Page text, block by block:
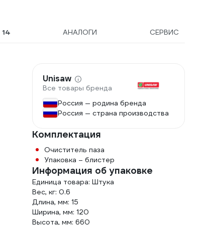
14 АНАЛОГИ СЕРВИС
Unisaw
Все товары бренда
Россия — родина бренда
Россия — страна производства
Комплектация
Очиститель паза
Упаковка – блистер
Информация об упаковке
Единица товара: Штука
Вес, кг: 0.6
Длина, мм: 15
Ширина, мм: 120
Высота, мм: 660